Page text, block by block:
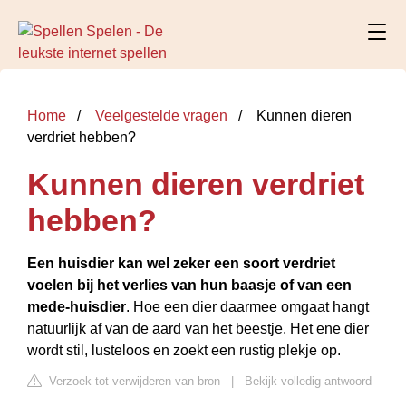
Home Veelgestelde vragen
Kunnen dieren
verdriet hebben?
Kunnen dieren verdriet
hebben?
Een huisdier kan wel zeker een soort verdriet
voelen bij het verlies van hun baasje of van een
mede-huisdier. Hoe een dier daarmee omgaat hangt
natuurlijk af van de aard van het beestje. Het ene dier
wordt stil, lusteloos en zoekt een rustig plekje op.
Verzoek tot verwijderen van bron
Bekijk volledig antwoord